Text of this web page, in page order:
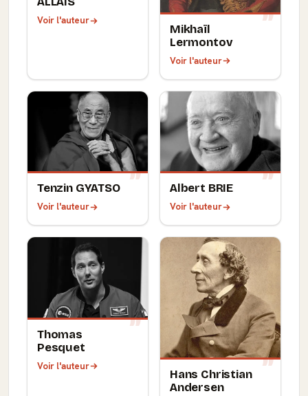
Voir l'auteur
Mikhaïl
Lermontov
Voir l'auteur
Tenzin GYATSO
Voir l'auteur
Albert BRIE
Voir l'auteur
Thomas
Pesquet
Voir l'auteur
Hans Christian
Andersen